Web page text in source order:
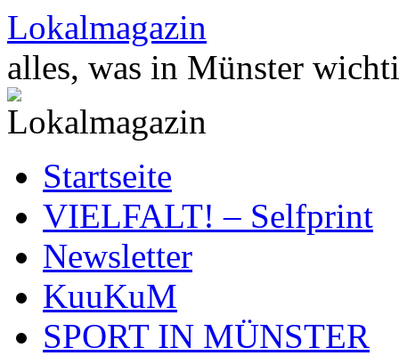
Zum
Inhalt
springen
Lokalmagazin
alles, was in Münster
Startseite
VIELFALT! – Selfprint
Newsletter
KuuKuM
SPORT IN MÜNSTER